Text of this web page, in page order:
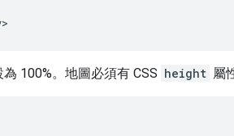
>
100%。地圖必須有 CSS height 屬